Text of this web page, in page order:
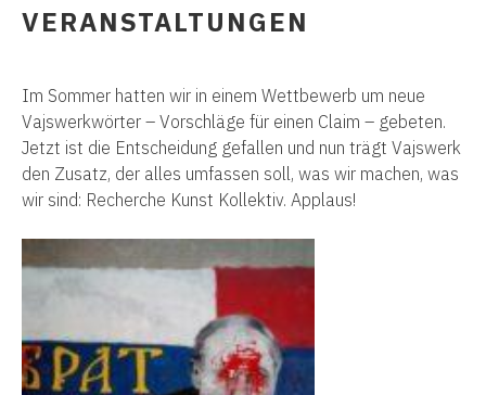
VERANSTALTUNGEN
Im Sommer hatten wir in einem Wettbewerb um neue
Vajswerkwörter – Vorschläge für einen Claim – gebeten.
Jetzt ist die Entscheidung gefallen und nun trägt Vajswerk
den Zusatz, der alles umfassen soll, was wir machen, was
wir sind: Recherche Kunst Kollektiv. Applaus!